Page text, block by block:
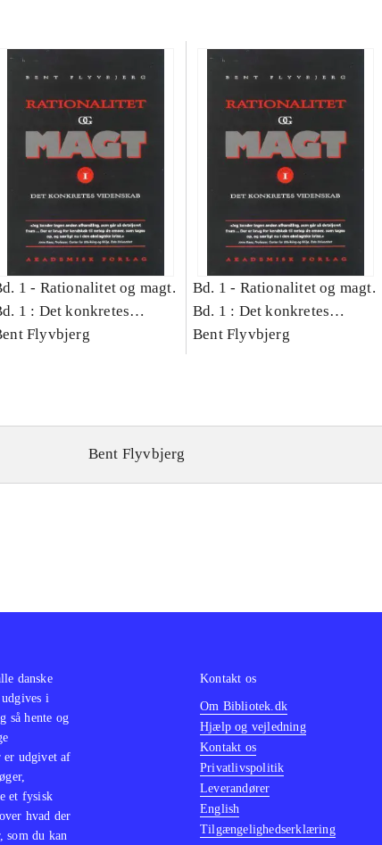
1 - Rationalitet og magt.
1 : Det konkretes
Flyvbjerg
Bd. 1 - Rationalitet og magt.
Bd. 1 : Det konkretes
videnskab
Bent Flyvbjerg
Bent Flyvbjerg
danske
i
så hente og
udgivet af
et fysisk
hvad der
som du kan
Kontakt os
Om Bibliotek.dk
Hjælp og vejledning
Kontakt os
Privatlivspolitik
Leverandører
English
Tilgængelighedserklæring